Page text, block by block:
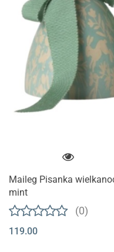
Maileg Pisanka
mint
(0)
119.00